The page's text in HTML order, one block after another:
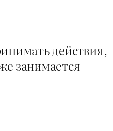
действия,
занимается